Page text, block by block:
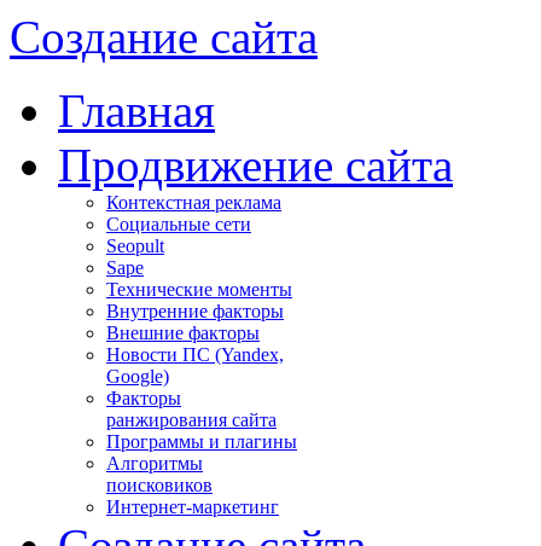
Создание сайта
Главная
Продвижение сайта
Контекстная реклама
Социальные сети
Seopult
Sape
Технические моменты
Внутренние факторы
Внешние факторы
Новости ПС (Yandex,
Google)
Факторы
ранжирования сайта
Программы и плагины
Алгоритмы
поисковиков
Интернет-маркетинг